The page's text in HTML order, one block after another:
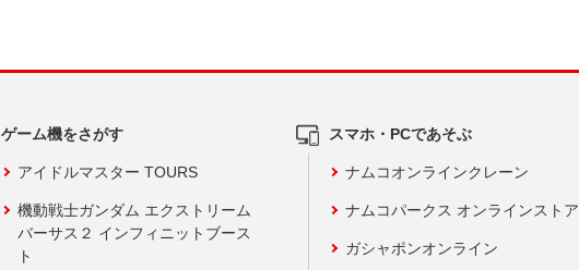
ゲーム機をさがす
アイドルマスター TOURS
機動戦士ガンダム エクストリーム
バーサス２ インフィニットブース
ト
スマホ・PCであそぶ
ナムコオンラインクレーン
ナムコパークス オンラインストア
ガシャポンオンライン